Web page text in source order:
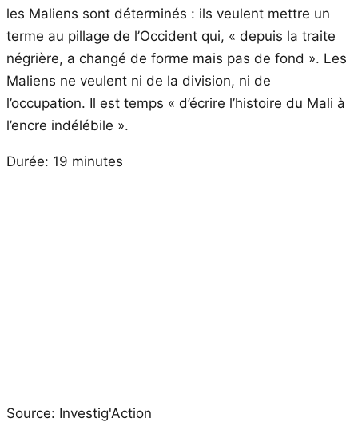
les Maliens sont déterminés : ils veulent mettre un
terme au pillage de l’Occident qui, « depuis la traite
négrière, a changé de forme mais pas de fond ». Les
Maliens ne veulent ni de la division, ni de
l’occupation. Il est temps « d’écrire l’histoire du Mali à
l’encre indélébile ».
Durée: 19 minutes
Source: Investig'Action